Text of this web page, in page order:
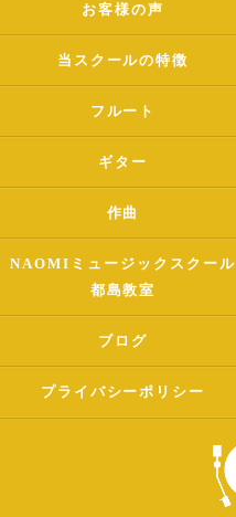
お客様の声
当スクールの特徴
フルート
ギター
作曲
NAOMIミュージックスクール
都島教室
ブログ
プライバシーポリシー